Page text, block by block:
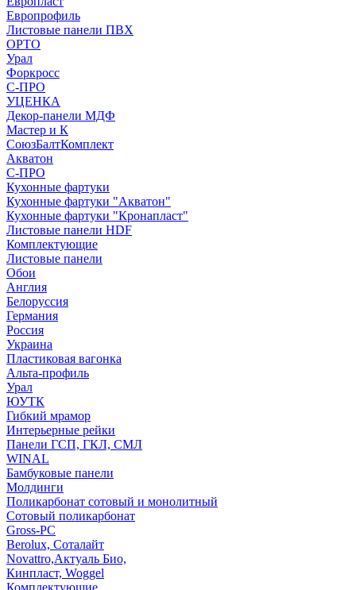
Европрофиль
Листовые панели ПВХ
ОРТО
Урал
Форкросс
С-ПРО
УЦЕНКА
Декор-панели МДФ
Мастер и К
СоюзБалтКомплект
Акватон
С-ПРО
Кухонные фартуки
Кухонные фартуки "Акватон"
Кухонные фартуки "Кронапласт"
Листовые панели HDF
Комплектующие
Листовые панели
Обои
Англия
Белоруссия
Германия
Россия
Украина
Пластиковая вагонка
Альта-профиль
Урал
ЮУТК
Гибкий мрамор
Интерьерные рейки
Панели ГСП, ГКЛ, СМЛ
WINAL
Бамбуковые панели
Молдинги
Поликарбонат сотовый и монолитный
Сотовый поликарбонат
Gross-PC
Berolux, Соталайт
Novattro,Актуаль Био,
Кинпласт, Woggel
Комплектующие